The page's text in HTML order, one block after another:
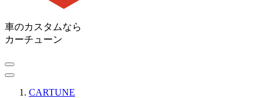
車のカスタムなら
カーチューン
CARTUNE